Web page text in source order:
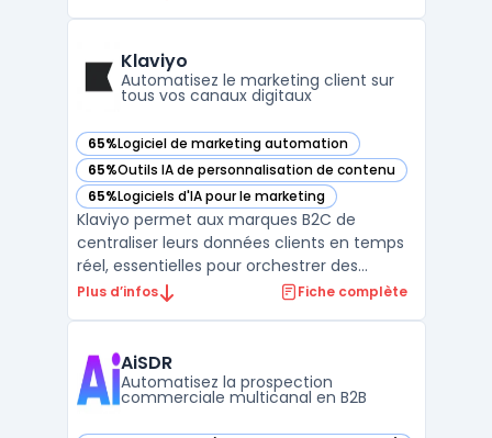
informations provenant de sources en
ligne, hors ligne ou de ...
Klaviyo
Automatisez le marketing client sur
tous vos canaux digitaux
65%Logiciel de marketing automation
— voir Klaviyo dans cette catégorie
65%Outils IA de personnalisation de contenu
— voir Klaviyo dans cette catégorie
65%Logiciels d'IA pour le marketing
— voir Klaviyo dans cette catégorie
Klaviyo permet aux marques B2C de
centraliser leurs données clients en temps
réel, essentielles pour orchestrer des
campagnes multicanales. Les directions
d’engagement issues du web, du mobile et
des plateformes e-comm ...
Plus d’infos Fiche complète
AiSDR
Automatisez la prospection
commerciale multicanal en B2B